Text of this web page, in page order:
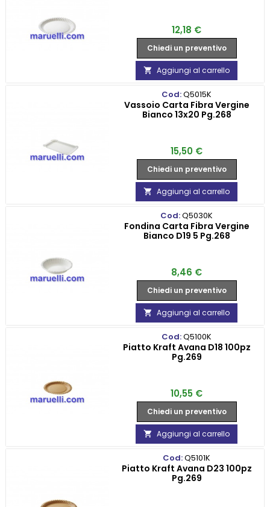
Prezzo
12,18 €
Chiedi un preventivo
 Aggiungi al carrello
Cod:Q5015K
Vassoio Carta Fibra Vergine
Bianco 13x20 Pg.268
Prezzo
15,50 €
Chiedi un preventivo
 Aggiungi al carrello
Cod:Q5030K
Fondina Carta Fibra Vergine
Bianco D19 5 Pg.268
Prezzo
8,46 €
Chiedi un preventivo
 Aggiungi al carrello
Cod:Q5100K
Piatto Kraft Avana D18 100pz
Pg.269
Prezzo
10,55 €
Chiedi un preventivo
 Aggiungi al carrello
Cod:Q5101K
Piatto Kraft Avana D23 100pz
Pg.269